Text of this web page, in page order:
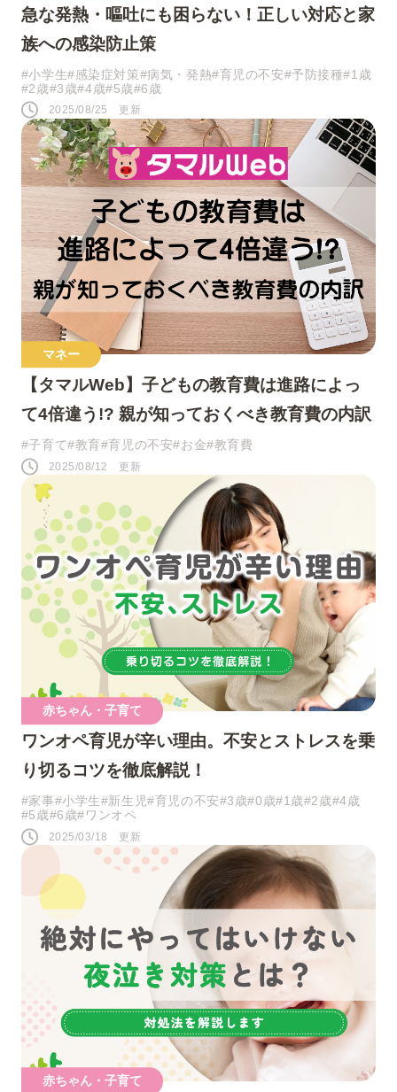
シェア
急な発熱・嘔吐にも困らない！正しい対応と家
族への感染防止策
#小学生#感染症対策#病気・発熱#育児の不安#予防接種#1歳
#2歳#3歳#4歳#5歳#6歳
2025/08/25 更新
マネー
【タマルWeb】子どもの教育費は進路によっ
て4倍違う!? 親が知っておくべき教育費の内訳
#子育て#教育#育児の不安#お金#教育費
2025/08/12 更新
赤ちゃん・子育て
ワンオペ育児が辛い理由。不安とストレスを乗
り切るコツを徹底解説！
#家事#小学生#新生児#育児の不安#3歳#0歳#1歳#2歳#4歳
#5歳#6歳#ワンオペ
2025/03/18 更新
赤ちゃん・子育て